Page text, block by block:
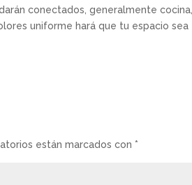
conectados, generalmente
uniforme hará que tu espacio sea
están marcados con *